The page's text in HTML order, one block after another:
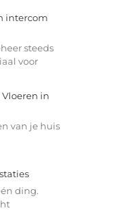
intercom
steeds
voor
Vloeren in
van je huis
ding.